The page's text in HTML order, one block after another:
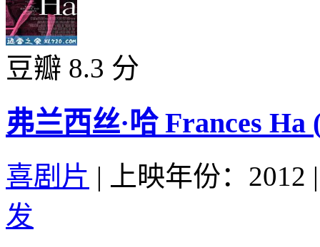
豆瓣 8.3 分
弗兰西丝·哈 Frances Ha
喜剧片 | 上映年份：2012 |
发